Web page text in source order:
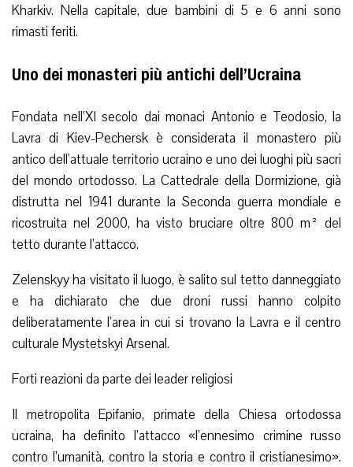
Kharkiv. Nella capitale, due bambini di 5 e 6 anni sono
rimasti feriti.
Uno dei monasteri più antichi dell’Ucraina
Fondata nell’XI secolo dai monaci Antonio e Teodosio, la
Lavra di Kiev-Pechersk è considerata il monastero più
antico dell’attuale territorio ucraino e uno dei luoghi più sacri
del mondo ortodosso. La Cattedrale della Dormizione, già
distrutta nel 1941 durante la Seconda guerra mondiale e
ricostruita nel 2000, ha visto bruciare oltre 800 m² del
tetto durante l’attacco.
Zelenskyy ha visitato il luogo, è salito sul tetto danneggiato
e ha dichiarato che due droni russi hanno colpito
deliberatamente l’area in cui si trovano la Lavra e il centro
culturale Mystetskyi Arsenal.
Forti reazioni da parte dei leader religiosi
Il metropolita Epifanio, primate della Chiesa ortodossa
ucraina, ha definito l’attacco «l’ennesimo crimine russo
contro l’umanità, contro la storia e contro il cristianesimo».